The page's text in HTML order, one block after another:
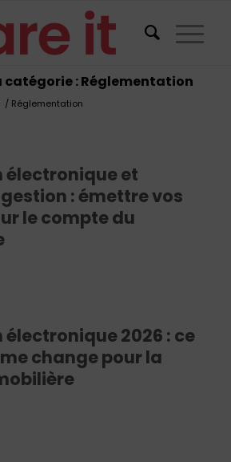
catégorie : Réglementation
/ Réglementation
et
: émettre vos
le compte du
2026 : ce
change pour la